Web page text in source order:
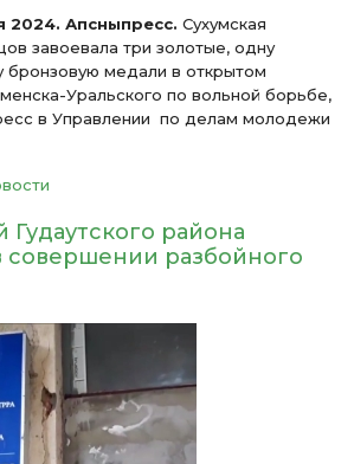
2024. Апсныпресс. Сухумская
завоевала три золотые, одну
бронзовую медали в открытом
Уральского по вольной борьбе,
в Управлении по делам молодежи
района
совершении разбойного